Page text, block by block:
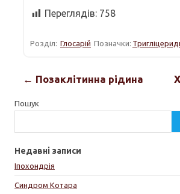
Переглядів: 758
Розділ: Глосарій Позначки:
← Позаклітинна рідина
Пошук
Недавні записи
Іпохондрія
Синдром Котара